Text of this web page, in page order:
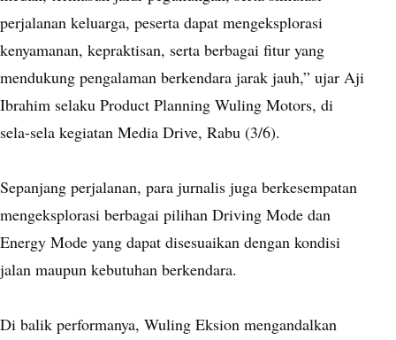
perjalanan keluarga, peserta dapat mengeksplorasi
kenyamanan, kepraktisan, serta berbagai fitur yang
mendukung pengalaman berkendara jarak jauh,” ujar Aji
Ibrahim selaku Product Planning Wuling Motors, di
sela-sela kegiatan Media Drive, Rabu (3/6).
Sepanjang perjalanan, para jurnalis juga berkesempatan
mengeksplorasi berbagai pilihan Driving Mode dan
Energy Mode yang dapat disesuaikan dengan kondisi
jalan maupun kebutuhan berkendara.
Di balik performanya, Wuling Eksion mengandalkan